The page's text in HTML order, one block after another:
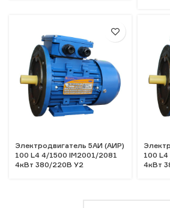
Электродвигатель 5АИ (АИР)
100 L4 4/1500 IM2001/2081
4кВт 380/220В У2
100
4кВт